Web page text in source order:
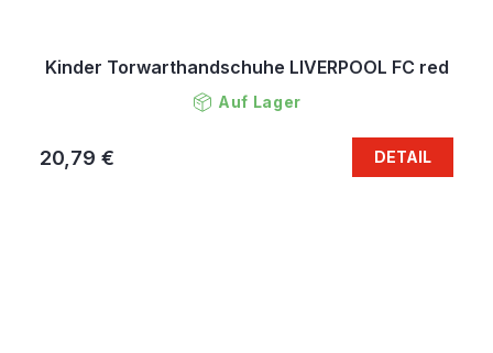
Kinder Torwarthandschuhe LIVERPOOL FC red
Auf Lager
20,79 € DETAIL